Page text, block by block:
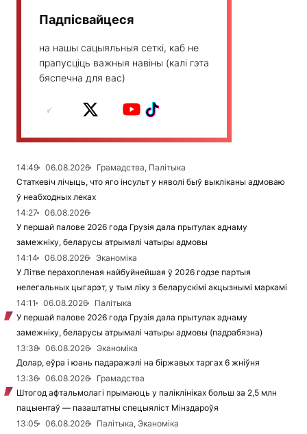
Падпісвайцеся
на нашы сацыяльныя сеткі, каб не
прапусціць важныя навіны (калі гэта
бяспечна для вас)
14:49 06.08.2026
Грамадства, Палітыка
Статкевіч лічыць, что яго інсульт у няволі быў выкліканы адмоваю
ў неабходных леках
14:27
06.08.2026
У першай палове 2026 года Грузія дала прытулак аднаму
замежніку, беларусы атрымалі чатыры адмовы
14:14
06.08.2026
Эканоміка
У Літве перахопленая найбуйнейшая ў 2026 годзе партыя
нелегальных цыгарэт, у тым ліку з беларускімі акцызнымі маркамі
14:11
06.08.2026
Палітыка
У першай палове 2026 года Грузія дала прытулак аднаму
замежніку, беларусы атрымалі чатыры адмовы (падрабязна)
13:38
06.08.2026
Эканоміка
Долар, еўра і юань падаражэлі на біржавых таргах 6 жніўня
13:36
06.08.2026
Грамадства
Штогод афтальмолагі прымаюць у паліклініках больш за 2,5 млн
пацыентаў — пазаштатны спецыяліст Мінздароўя
13:05
06.08.2026
Палітыка, Эканоміка